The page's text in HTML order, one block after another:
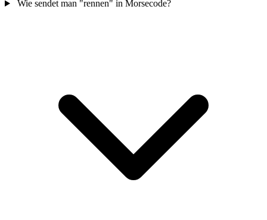
Wie sendet man "rennen" in Morsecode?